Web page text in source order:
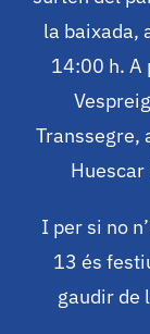
la baixada,
14:00 h. A
Transsegre,
I per si no
13 és
gaudir de